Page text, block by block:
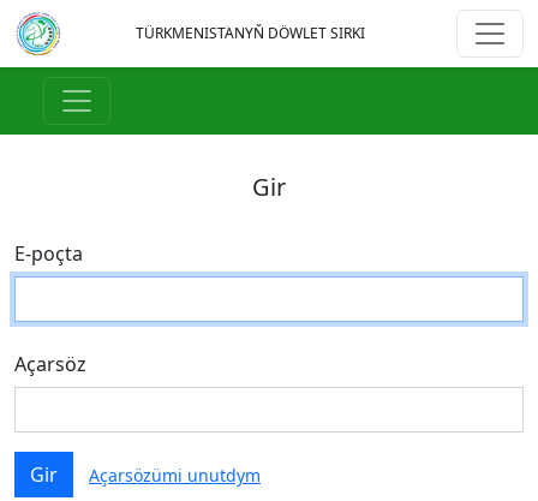
TÜRKMENISTANYŇ DÖWLET SIRKI
Gir
E-poçta
Açarsöz
Gir Açarsözümi unutdym